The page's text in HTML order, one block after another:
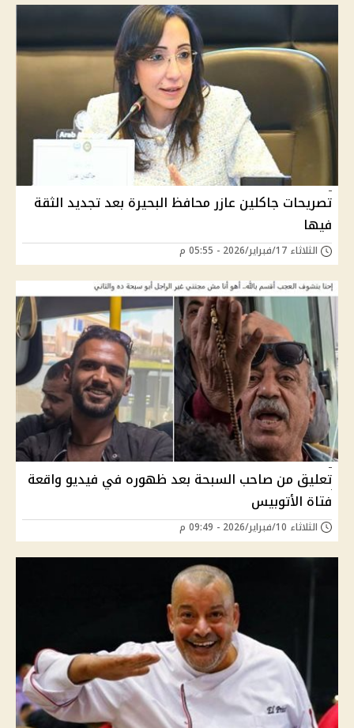
تصريحات جاكلين عازر محافظ البحيرة بعد تجديد الثقة
فيها
الثلاثاء 17/فبراير/2026 - 05:55 م
تعليق من صاحب السبحة بعد ظهوره في فيديو واقعة
فتاة الأتوبيس
الثلاثاء 10/فبراير/2026 - 09:49 م